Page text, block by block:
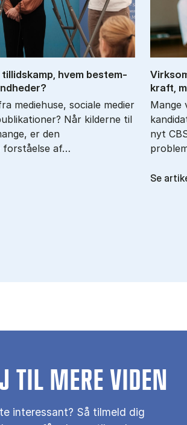
til­lids­kamp, hvem be­stem­
mediehuse, sociale medier
Når kilderne til
er den
forståelse af…
kraft,
Mange
nyt
Se
TIL MERE VIDEN
interessant? Så tilmeld dig